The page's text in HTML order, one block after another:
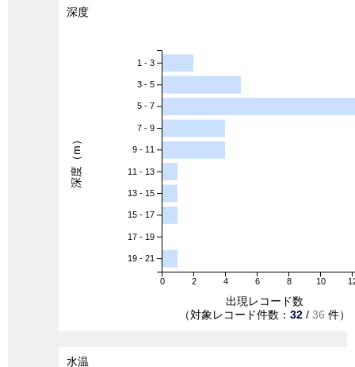
深度
0 2 4 6 8 10
1 - 3
3 - 5
5 - 7
7 - 9
9 - 11
11 - 13
13 - 15
15 - 17
17 - 19
19 - 21
出現レコード数
（対象レコード件数： 32 / 36 件）
深度（m）
水温